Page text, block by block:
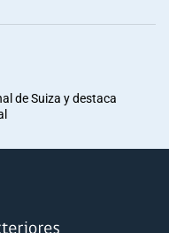
de Suiza y destaca